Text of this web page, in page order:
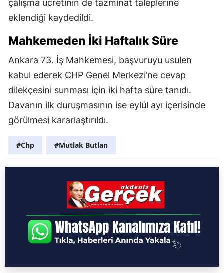
çalışma ücretinin de tazminat taleplerine
eklendiği kaydedildi.
Mahkemeden İki Haftalık Süre
Ankara 73. İş Mahkemesi, başvuruyu usulen
kabul ederek CHP Genel Merkezi’ne cevap
dilekçesini sunması için iki hafta süre tanıdı.
Davanın ilk duruşmasının ise eylül ayı içerisinde
görülmesi kararlaştırıldı.
#Chp #Mutlak Butlan